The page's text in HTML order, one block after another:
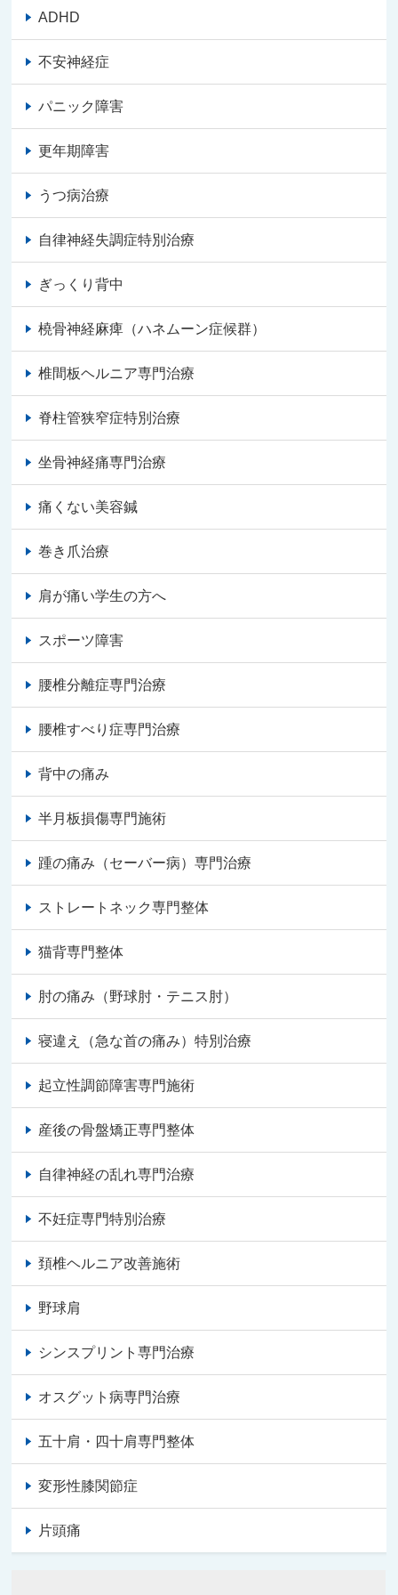
ADHD
不安神経症
パニック障害
更年期障害
うつ病治療
自律神経失調症特別治療
ぎっくり背中
橈骨神経麻痺（ハネムーン症候群）
椎間板ヘルニア専門治療
脊柱管狭窄症特別治療
坐骨神経痛専門治療
痛くない美容鍼
巻き爪治療
肩が痛い学生の方へ
スポーツ障害
腰椎分離症専門治療
腰椎すべり症専門治療
背中の痛み
半月板損傷専門施術
踵の痛み（セーバー病）専門治療
ストレートネック専門整体
猫背専門整体
肘の痛み（野球肘・テニス肘）
寝違え（急な首の痛み）特別治療
起立性調節障害専門施術
産後の骨盤矯正専門整体
自律神経の乱れ専門治療
不妊症専門特別治療
頚椎ヘルニア改善施術
野球肩
シンスプリント専門治療
オスグット病専門治療
五十肩・四十肩専門整体
変形性膝関節症
片頭痛